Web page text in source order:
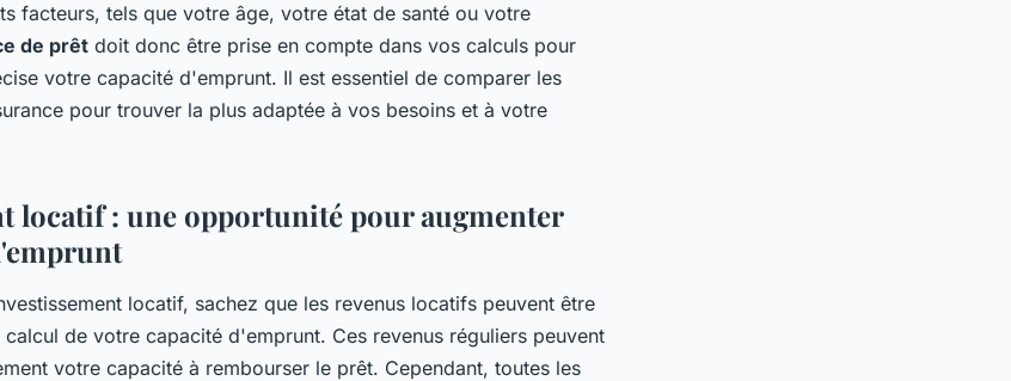
facteurs, tels que votre âge, votre état de santé ou votre
de prêt doit donc être prise en compte dans vos calculs pour
votre capacité d'emprunt. Il est essentiel de comparer les
pour trouver la plus adaptée à vos besoins et à votre
locatif : une opportunité pour augmenter
locatif, sachez que les revenus locatifs peuvent être
de votre capacité d'emprunt. Ces revenus réguliers peuvent
votre capacité à rembourser le prêt. Cependant, toutes les